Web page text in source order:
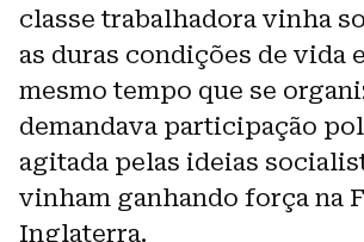
classe trabalhadora vinha
as duras condições de vida
mesmo tempo que se
demandava participação
agitada pelas ideias
vinham ganhando força na
Inglaterra.